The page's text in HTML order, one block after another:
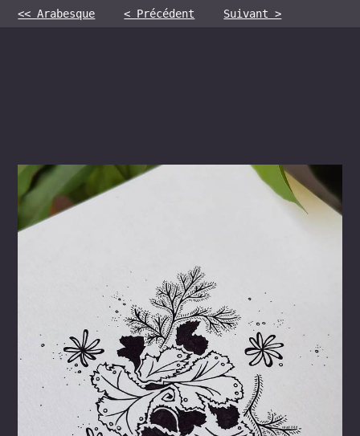
<< Arabesque < Précédent Suivant >